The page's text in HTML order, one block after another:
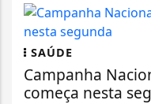
SAÚDE
Campanha
começa nesta